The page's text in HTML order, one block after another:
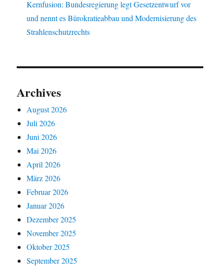
Kernfusion: Bundesregierung legt Gesetzentwurf vor
und nennt es Bürokratieabbau und Modernisierung des
Strahlenschutzrechts
Archives
August 2026
Juli 2026
Juni 2026
Mai 2026
April 2026
März 2026
Februar 2026
Januar 2026
Dezember 2025
November 2025
Oktober 2025
September 2025